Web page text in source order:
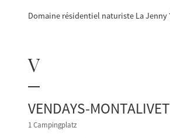
Domaine résidentiel naturiste La Jenny
V
VENDAYS-MONTALIVET
1 Campingplatz